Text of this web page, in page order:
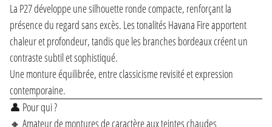
La P27 développe une silhouette ronde compacte, renforçant la
présence du regard sans excès. Les tonalités Havana Fire apportent
chaleur et profondeur, tandis que les branches bordeaux créent un
contraste subtil et sophistiqué.
Une monture équilibrée, entre classicisme revisité et expression
contemporaine.
👤 Pour qui ?
🔸 Amateur de montures de caractère aux teintes chaudes